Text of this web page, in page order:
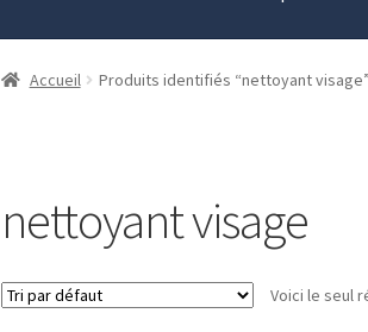
Accueil Contact Mon compte Panier
Accueil Produits identifiés “nettoyant visage”
nettoyant visage
Voici le seul